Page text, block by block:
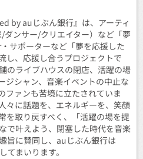
by auじぶん銀行』は、アーティ
ンサー/クリエイター）など「夢
サポーターなど「夢を応援した
し、応援し合うプロジェクトで
のライブハウスの閉店、活躍の場
ジシャン、音楽イベントの中止な
ファンも苦境に立たされていま
々に話題を、エネルギーを、笑顔
を取り戻すべく、「活躍の場を提
で叶えよう、閉塞した時代を音楽
旨に賛同し、auじぶん銀行は
てまいります。